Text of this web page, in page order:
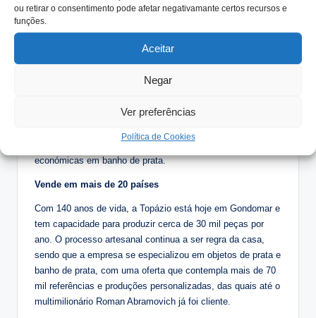
ou retirar o consentimento pode afetar negativamante certos recursos e
funções.
Aceitar
Negar
Ver preferências
Política de Cookies
A morte do fundador ocorreu em 1930, mas ainda hoje os
valores implementados por este são praticados e vividos no
seio da empresa. Poucos anos depois, em 1934, é criada a
Topázio, que ganhou fama com novos desenhos e,
sobretudo, com criações antigas de filigranas clássicas.
obras de ourivesaria artesanal e, nos anos 70, para além de
recorte, passou também a oferecer soluções mais
económicas em banho de prata.
Vende em mais de 20 países
Com 140 anos de vida, a Topázio está hoje em Gondomar e
tem capacidade para produzir cerca de 30 mil peças por
ano. O processo artesanal continua a ser regra da casa,
sendo que a empresa se especializou em objetos de prata e
banho de prata, com uma oferta que contempla mais de 70
mil referências e produções personalizadas, das quais até o
multimilionário Roman Abramovich já foi cliente.